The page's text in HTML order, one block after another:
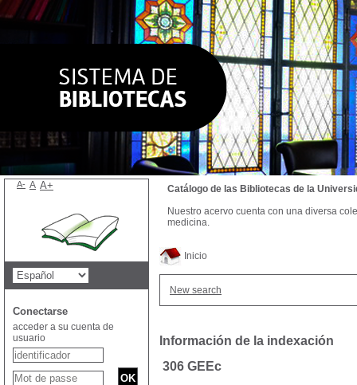
Inicio
New search
Información de la indexación
306 GEEc
Catálogo de las Bibliotecas de la
Nuestro acervo cuenta con una diversa
medicina.
A- A A+
Conectarse
acceder a su cuenta de
usuario